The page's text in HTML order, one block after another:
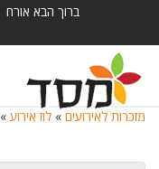
ברוך הבא אורח
מזכרות לאירועים » לוז אירוע »